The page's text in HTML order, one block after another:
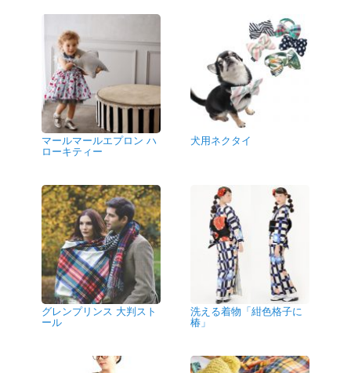
マールマールエプロン ハ
ローキティー
犬用ネクタイ
グレンプリンス 大判スト
ール
洗える着物「紺色格子に
椿」